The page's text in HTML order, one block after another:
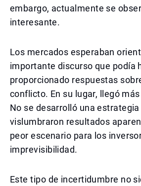
embargo, actualmente se
interesante.
Los mercados esperaban
importante discurso que podía
proporcionado respuestas
conflicto. En su lugar, llegó
No se desarrolló una estrategia
vislumbraron resultados
peor escenario para los
imprevisibilidad.
Este tipo de incertidumbre no